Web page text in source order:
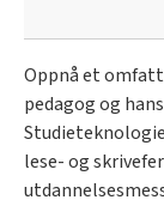
Oppnå et
pedagog og
lese- og